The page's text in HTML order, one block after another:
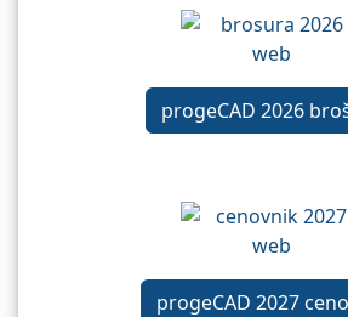
progeCAD 2026
progeCAD 2027